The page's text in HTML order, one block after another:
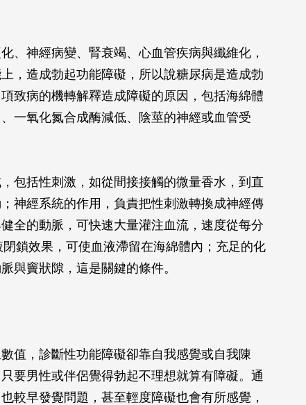
、神經病變、腎衰竭、心血管疾病與纖維化，
，造成勃起功能障礙，所以說糖尿病是造成勃
致病的機轉解釋造成障礙的原因，包括海綿體
一氧化氮合成酶減低、陰莖的神經或血管受
包括性刺激，如從間接接觸的微量香水，到直
神經系統的作用，負責把性刺激轉換成神經傳
全的動脈，可快速大量灌注血流，速度從每分
鎖效果，可使血液滯留在海綿體內；充足的化
與竇狀隙，這是關鍵的條件。
值，診斷性功能障礙卻靠自我感覺或自我陳
要男性或伴侶覺得勃起不理想就算有障礙。通
較早發覺問題，甚至輕度障礙也會有所感覺，